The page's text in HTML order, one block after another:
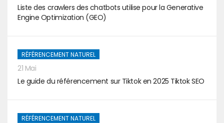
Liste des crawlers des chatbots utilise pour la Generative
Engine Optimization (GEO)
RÉFÉRENCEMENT NATUREL
21 Mai
Le guide du référencement sur Tiktok en 2025 Tiktok SEO
RÉFÉRENCEMENT NATUREL